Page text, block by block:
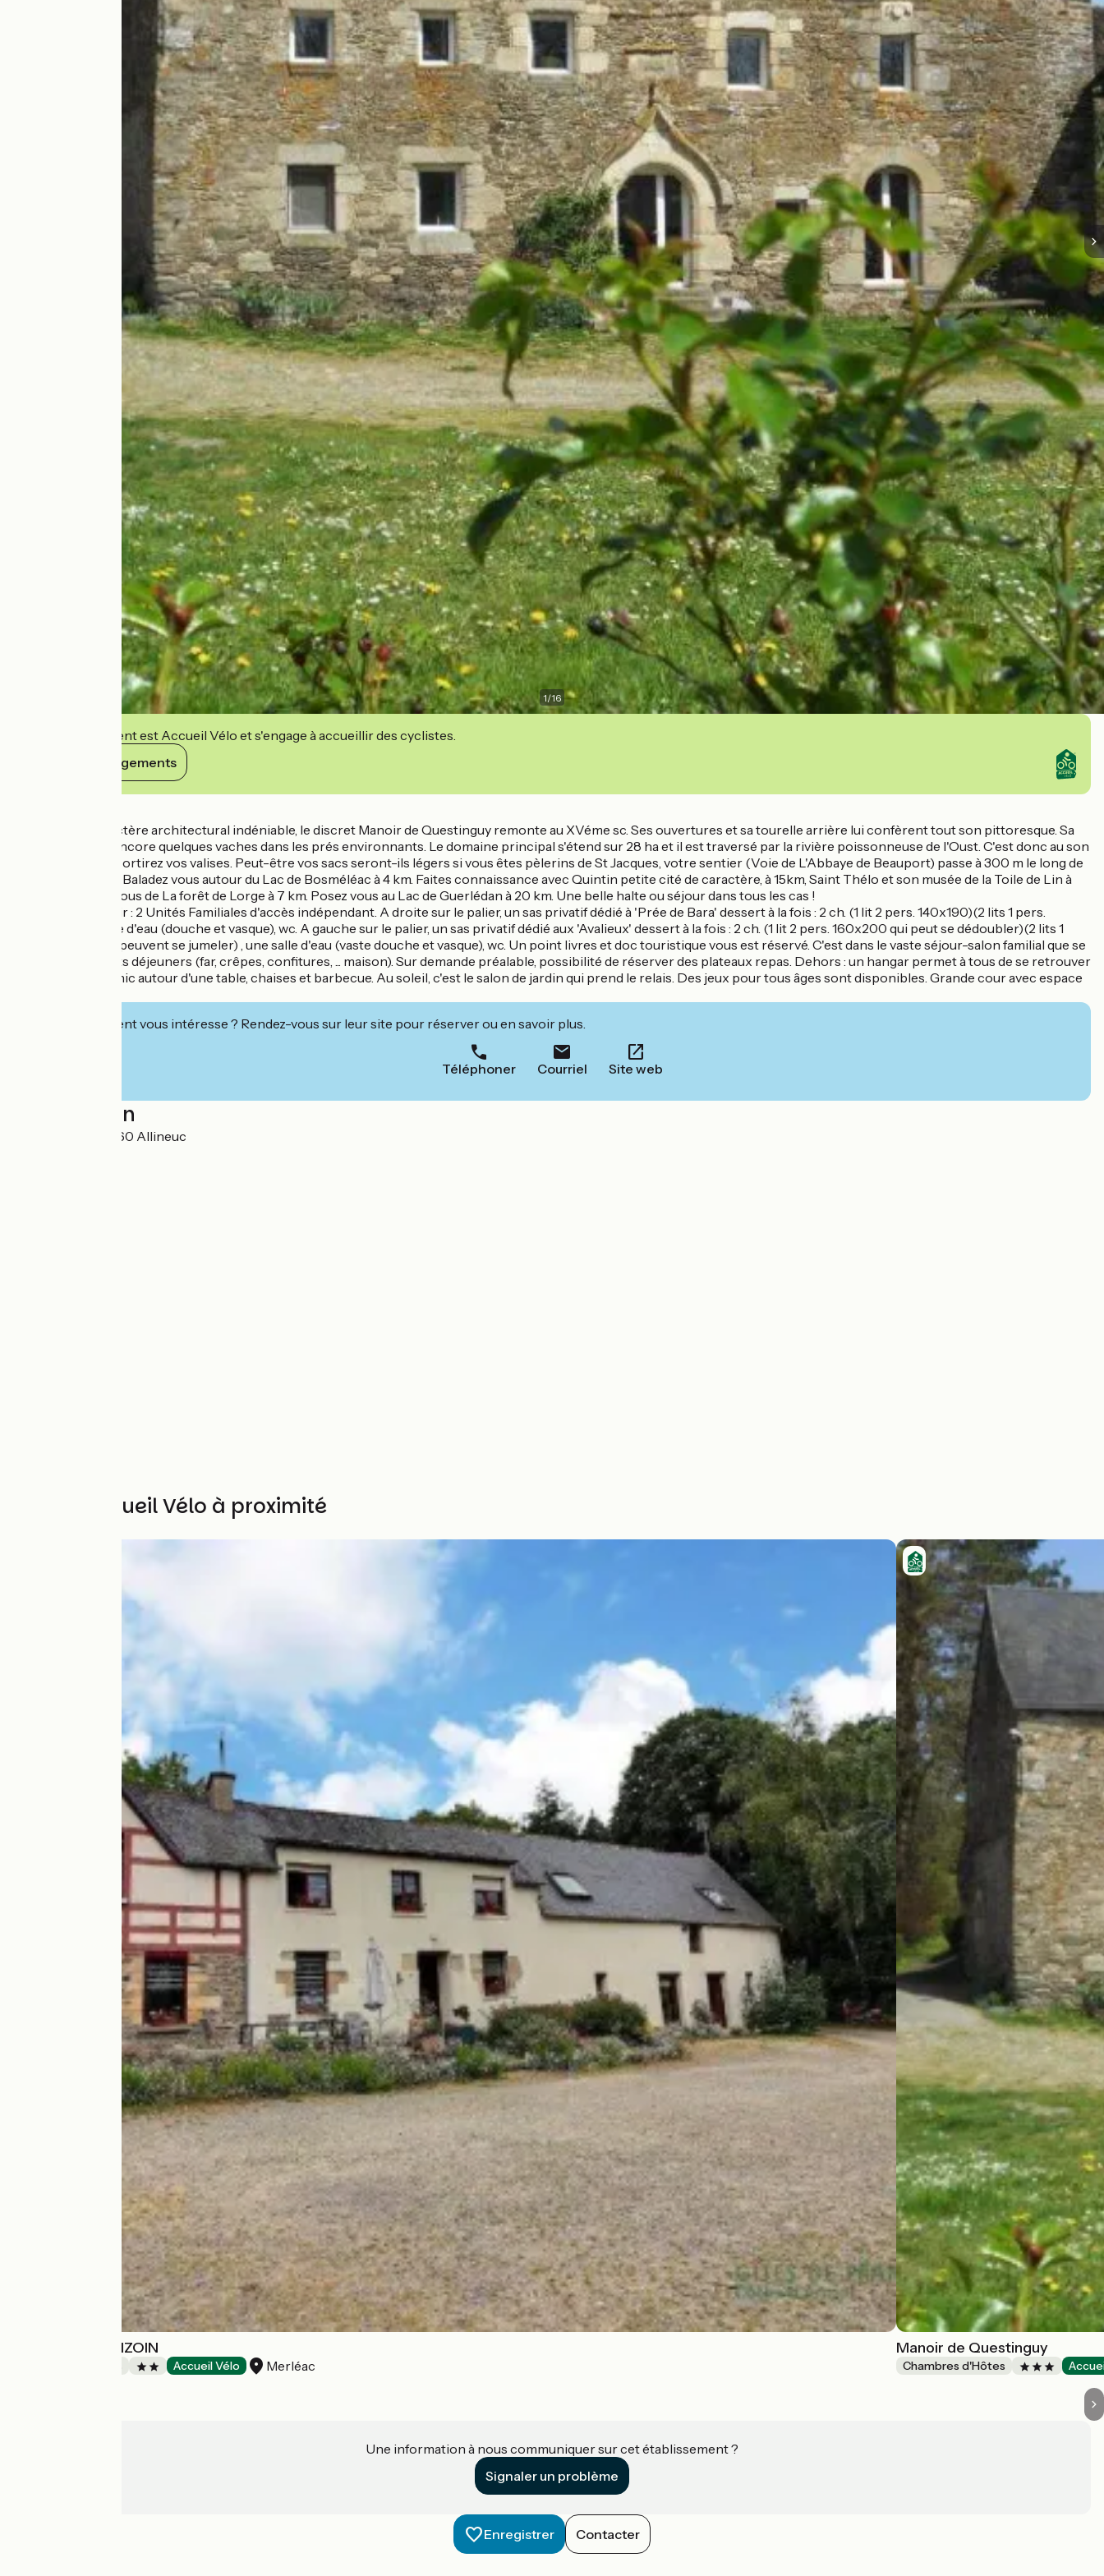
1/16
Cet établissement est Accueil Vélo et s'engage à accueillir des cyclistes.
Voir ses engagements
Marqué d'un caractère architectural indéniable, le discret Manoir de Questinguy remonte au XVéme sc. Ses ouvertures et sa tourelle arrière lui confèrent tout son pittoresque. Sa
ferme renferme encore quelques vaches dans les prés environnants. Le domaine principal s'étend sur 28 ha et il est traversé par la rivière poissonneuse de l'Oust. C'est donc au son
de l'eau que vous sortirez vos valises. Peut-être vos sacs seront-ils légers si vous êtes pèlerins de St Jacques, votre sentier (Voie de L'Abbaye de Beauport) passe à 300 m le long de
la rigole d'Hilvern. Baladez vous autour du Lac de Bosméléac à 4 km. Faites connaissance avec Quintin petite cité de caractère, à 15km, Saint Thélo et son musée de la Toile de Lin à
11km. Imprégnez vous de La forêt de Lorge à 7 km. Posez vous au Lac de Guerlédan à 20 km. Une belle halte ou séjour dans tous les cas !
A l'étage du Manoir : 2 Unités Familiales d'accès indépendant. A droite sur le palier, un sas privatif dédié à 'Prée de Bara' dessert à la fois : 2 ch. (1 lit 2 pers. 140x190)(2 lits 1 pers.
90x190) , une salle d'eau (douche et vasque), wc. A gauche sur le palier, un sas privatif dédié aux 'Avalieux' dessert à la fois : 2 ch. (1 lit 2 pers. 160x200 qui peut se dédoubler)(2 lits 1
pers. 90x200 qui peuvent se jumeler) , une salle d'eau (vaste douche et vasque), wc. Un point livres et doc touristique vous est réservé. C'est dans le vaste séjour-salon familial que se
tiendront les petits déjeuners (far, crêpes, confitures, ... maison). Sur demande préalable, possibilité de réserver des plateaux repas. Dehors : un hangar permet à tous de se retrouver
le temps d'un pic nic autour d'une table, chaises et barbecue. Au soleil, c'est le salon de jardin qui prend le relais. Des jeux pour tous âges sont disponibles. Grande cour avec espace
Cet établissement vous intéresse ? Rendez-vous sur leur site pour réserver ou en savoir plus.
Téléphoner Courriel Site web
Localisation
5 Questinguy 22460 Allineuc
Autres Accueil Vélo à proximité
LA FERME DE BIZOIN
Accueil Vélo Merléac
Manoir de Questinguy
Chambres d'Hôtes
Une information à nous communiquer sur cet établissement ?
Signaler un problème
Enregistrer Contacter